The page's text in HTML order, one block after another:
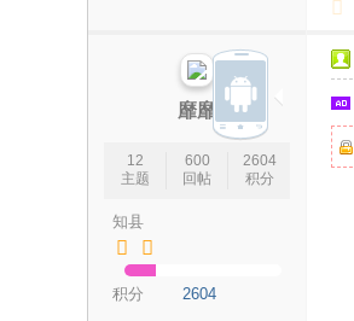
靡靡
12
主题
600
回帖
2604
积分
知县
积分 2604